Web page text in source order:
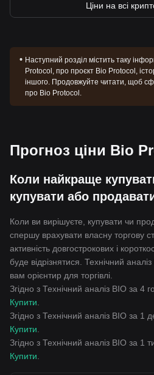
Ціни на всі
Наступний розділ містить таку
Protocol, про проєкт Bio Protocol,
іншого. Продовжуйте читати, щоб
про Bio Protocol.
Прогноз ціни Bio
Коли найкраще
купувати або
Коли ви вирішуєте, купувати чи
спершу врахувати власну торгову
активність довгострокових і
буде відрізнятися. Технічний
вам орієнтир для торгівлі.
Згідно з Технічний аналіз BIO за 4
Купити
Згідно з Технічний аналіз BIO за 1
Купити
Згідно з Технічний аналіз BIO за
Купити